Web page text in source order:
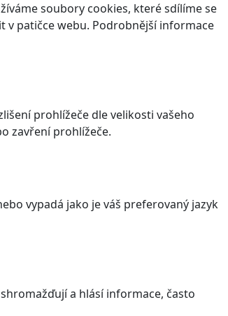
soubory cookies, které sdílíme se
v patičce webu. Podrobnější informace
prohlížeče dle velikosti vašeho
zavření prohlížeče.
vypadá jako je váš preferovaný jazyk
a hlásí informace, často